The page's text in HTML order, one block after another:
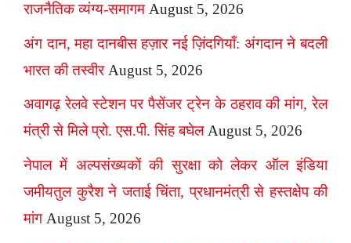
राजनैतिक व्यंग्य-समागम August 5, 2026
अंग दान, महा दानबीस हज़ार नई ज़िंदगियाँ: अंगदान ने बदली
भारत की तस्वीर August 5, 2026
अवागढ़ रेलवे स्टेशन पर पैसेंजर ट्रेन के ठहराव की मांग, रेल
मंत्री से मिले प्रो. एस.पी. सिंह बघेल August 5, 2026
नेपाल में अल्पसंख्यकों की सुरक्षा को लेकर ऑल इंडिया
जमीयतुल कुरैश ने जताई चिंता, प्रधानमंत्री से हस्तक्षेप की
मांग August 5, 2026